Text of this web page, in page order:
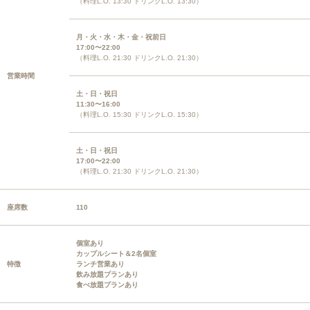
営業時間
月・火・水・木・金・祝前日
17:00〜22:00
（料理L.O. 21:30 ドリンクL.O. 21:30）
土・日・祝日
11:30〜16:00
（料理L.O. 15:30 ドリンクL.O. 15:30）
土・日・祝日
17:00〜22:00
（料理L.O. 21:30 ドリンクL.O. 21:30）
座席数 110
特徴
個室あり
カップルシート＆2名個室
ランチ営業あり
飲み放題プランあり
食べ放題プランあり